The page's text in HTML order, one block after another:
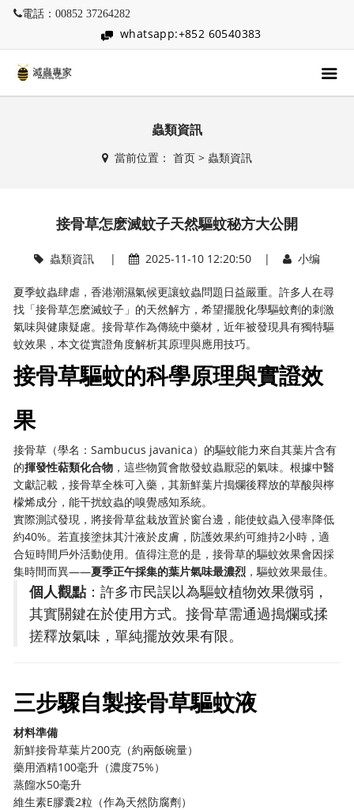
電話：00852 37264282
whatsapp:+852 60540383
蟲類資訊
當前位置： 首页> 蟲類資訊
接骨草怎麽滅蚊子天然驅蚊秘方大公開
蟲類資訊| 2025-11-10 12:20:50 | 小编
夏季蚊蟲肆虐，香港潮濕氣候更讓蚊蟲問題日益嚴重。許多人在尋
找「接骨草怎麽滅蚊子」的天然解方，希望擺脫化學驅蚊劑的刺激
氣味與健康疑慮。接骨草作為傳統中藥材，近年被發現具有獨特驅
蚊效果，本文從實證角度解析其原理與應用技巧。
接骨草驅蚊的科學原理與實證效
果
接骨草（學名：Sambucus javanica）的驅蚊能力來自其葉片含有
的揮發性萜類化合物 ，這些物質會散發蚊蟲厭惡的氣味。根據中醫
文獻記載，接骨草全株可入藥，其新鮮葉片搗爛後釋放的草酸與檸
檬烯成分，能干扰蚊蟲的嗅覺感知系統。
實際測試發現，將接骨草盆栽放置於窗台邊，能使蚊蟲入侵率降低
約40%。若直接塗抹其汁液於皮膚，防護效果約可維持2小時，適
合短時間戶外活動使用。值得注意的是，接骨草的驅蚊效果會因採
集時間而異——夏季正午採集的葉片氣味最濃烈 ，驅蚊效果最佳。
個人觀點 ：許多市民誤以為驅蚊植物效果微弱，
其實關鍵在於使用方式。接骨草需通過搗爛或揉
搓釋放氣味，單純擺放效果有限。
三步驟自製接骨草驅蚊液
材料準備
新鮮接骨草葉片200克（約兩飯碗量）
藥用酒精100毫升（濃度75%）
蒸餾水50毫升
維生素E膠囊2粒（作為天然防腐劑）